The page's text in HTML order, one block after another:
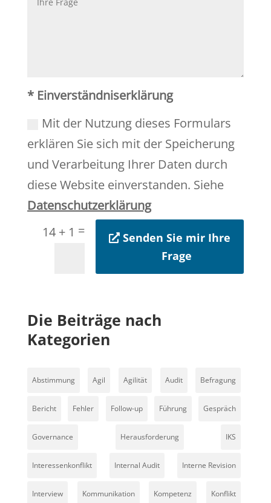
* Einverständniserklärung
Mit der Nutzung dieses Formulars
erklären Sie sich mit der Speicherung
und Verarbeitung Ihrer Daten durch
diese Website einverstanden. Siehe
Datenschutzerklärung
14 + 1 =
Senden Sie mir Ihre
Frage
Die Beiträge nach
Kategorien
Abstimmung Agil Agilität Audit Befragung
Bericht Fehler Follow-up Führung Gespräch
Governance Herausforderung IKS
Interessenkonflikt Internal Audit Interne Revision
Interview Kommunikation Kompetenz Konflikt